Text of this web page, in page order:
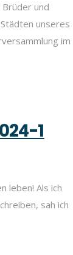
und
unseres
im
1
leben! Als ich
sah ich